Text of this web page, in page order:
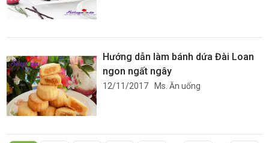
Hướng dẫn làm bánh dứa Đài Loan
ngon ngất ngây
12/11/2017 Ms. Ăn uống